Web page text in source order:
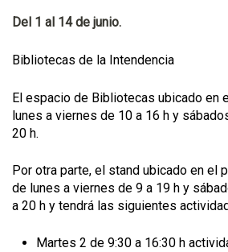
Del 1 al 14 de junio.
Bibliotecas de la Intendencia
El espacio de Bibliotecas ubicado en
lunes a viernes de 10 a 16 h y
20 h.
Por otra parte, el stand ubicado en el
de lunes a viernes de 9 a 19 h y
a 20 h y tendrá las siguientes
Martes 2 de 9:30 a 16:30 h